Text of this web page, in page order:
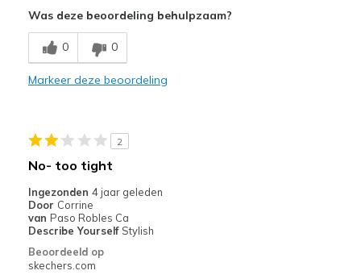
Breathe Well
Comfortable
Beste toepassingen
Travel
Width
Sizing
Was deze beoordeling behulpzaam?
0 0
Markeer deze beoordeling
2
No- too tight
Ingezonden 4 jaar geleden
Door Corrine
van Paso Robles Ca
Describe Yourself Stylish
Beoordeeld op
skechers.com